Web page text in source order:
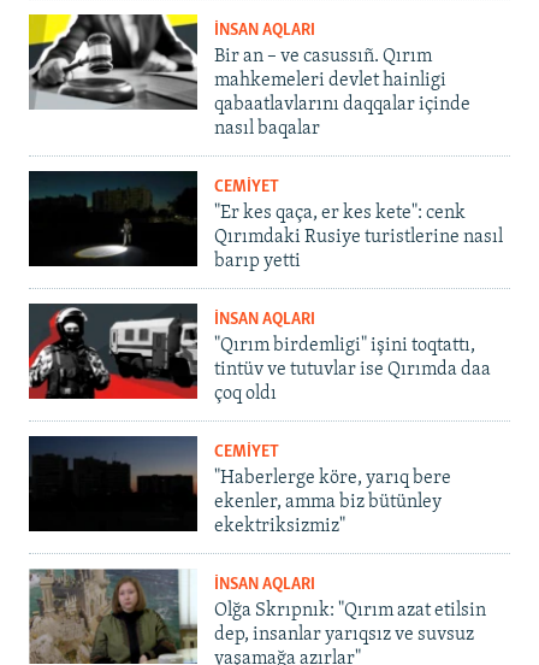
İNSAN AQLARI
Bir an – ve casussıñ. Qırım
mahkemeleri devlet hainligi
qabaatlavlarını daqqalar içinde
nasıl baqalar
CEMİYET
"Er kes qaça, er kes kete": cenk
Qırımdaki Rusiye turistlerine nasıl
barıp yetti
İNSAN AQLARI
"Qırım birdemligi" işini toqtattı,
tintüv ve tutuvlar ise Qırımda daa
çoq oldı
CEMİYET
"Haberlerge köre, yarıq bere
ekenler, amma biz bütünley
ekektriksizmiz"
İNSAN AQLARI
Olğa Skrıpnık: "Qırım azat etilsin
dep, insanlar yarıqsız ve suvsuz
yaşamağa azırlar"